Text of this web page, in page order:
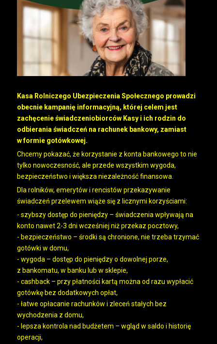
Kasa Rolniczego Ubezpieczenia Społecznego prowadzi
obecnie kampanię informacyjną, której celem jest
zachęcenie świadczeniobiorców Kasy i ich rodzin do
odbierania świadczeń na rachunek bankowy, zamiast
w formie gotówkowej.
Chcemy pokazać, że korzystanie z konta bankowego to nie
tylko nowoczesność, ale przede wszystkim wygoda,
bezpieczeństwo i większa niezależność finansowa.
Dla rolników, emerytów i rencistów przekazywanie
świadczeń przelewem wiąże się z licznymi korzyściami:
- szybszy dostęp do pieniędzy – świadczenia wpływają na
konto nawet 2-3 dni wcześniej niż przekaz pocztowy,
- bezpieczeństwo – środki są chronione, nie trzeba trzymać
gotówki w domu,
- wygoda – dostęp do pieniędzy o dowolnej porze,
z bankomatu, w banku lub w sklepie,
- cashback – przy płatności kartą można od razu wypłacić
gotówkę bez dodatkowych opłat,
- łatwe opłacanie rachunków i zleceń stałych bez
wychodzenia z domu,
- lepsza kontrola nad budżetem – wgląd w saldo i historię
operacji,